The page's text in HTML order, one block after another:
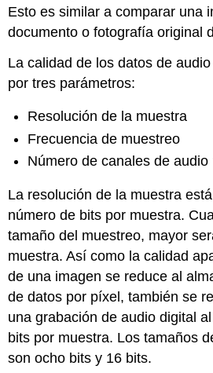
Esto es similar a comparar una
documento o fotografía original
La calidad de los datos de
por tres parámetros:
Resolución de la muestra
Frecuencia de muestreo
Número de canales de
La resolución de la muestra
número de bits por muestra.
tamaño del muestreo, mayor
muestra. Así como la calidad
de una imagen se reduce al
de datos por píxel, también se
una grabación de audio digital
bits por muestra. Los tamaños
son ocho bits y 16 bits.